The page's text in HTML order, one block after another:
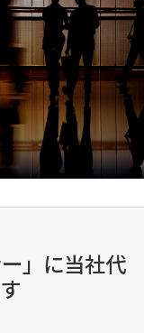
」に当社代